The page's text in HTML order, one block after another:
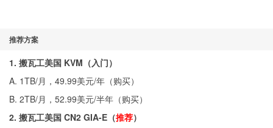
推荐方案
1. 搬瓦工美国 KVM（入门）
A. 1TB/月，49.99美元/年（购买）
B. 2TB/月，52.99美元/半年（购买）
2. 搬瓦工美国 CN2 GIA-E（推荐）